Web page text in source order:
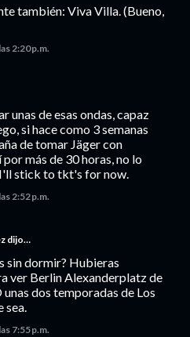
también: Viva Villa. (Bueno,
2:20 p.m.
unas de esas ondas, capaz
si hace como 3 semanas
de tomar Jäger con
más de 30 horas, no lo
stick to tkt's for now.
2:52 p.m.
dijo…
sin dormir? Hubieras
ver Berlin Alexanderplatz de
dos temporadas de Los
sea.
7:55 p.m.